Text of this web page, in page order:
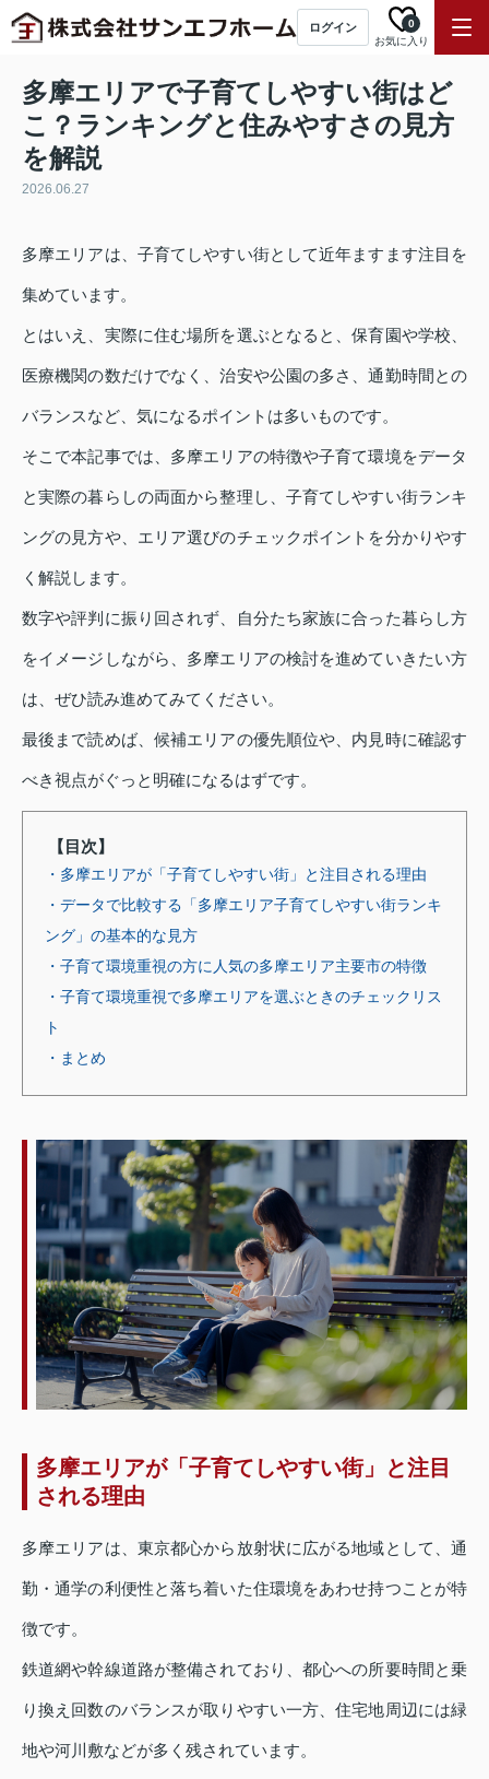
ログイン
お気に入り
0
多摩エリアで子育てしやすい街はど
こ？ランキングと住みやすさの見方
を解説
2026.06.27
多摩エリアは、子育てしやすい街として近年ますます注目を
集めています。
とはいえ、実際に住む場所を選ぶとなると、保育園や学校、
医療機関の数だけでなく、治安や公園の多さ、通勤時間との
バランスなど、気になるポイントは多いものです。
そこで本記事では、多摩エリアの特徴や子育て環境をデータ
と実際の暮らしの両面から整理し、子育てしやすい街ランキ
ングの見方や、エリア選びのチェックポイントを分かりやす
く解説します。
数字や評判に振り回されず、自分たち家族に合った暮らし方
をイメージしながら、多摩エリアの検討を進めていきたい方
は、ぜひ読み進めてみてください。
最後まで読めば、候補エリアの優先順位や、内見時に確認す
べき視点がぐっと明確になるはずです。
【目次】
・多摩エリアが「子育てしやすい街」と注目される理由
・データで比較する「多摩エリア子育てしやすい街ランキ
ング」の基本的な見方
・子育て環境重視の方に人気の多摩エリア主要市の特徴
・子育て環境重視で多摩エリアを選ぶときのチェックリス
ト
・まとめ
多摩エリアが「子育てしやすい街」と注目
される理由
多摩エリアは、東京都心から放射状に広がる地域として、通
勤・通学の利便性と落ち着いた住環境をあわせ持つことが特
徴です。
鉄道網や幹線道路が整備されており、都心への所要時間と乗
り換え回数のバランスが取りやすい一方、住宅地周辺には緑
地や河川敷などが多く残されています。